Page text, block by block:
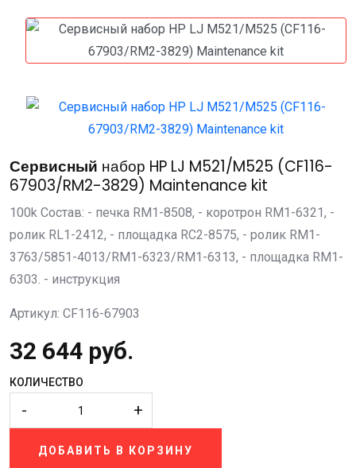
Сервисный набор HP LJ M521/M525 (CF116-
67903/RM2-3829) Maintenance kit
100k Состав: - печка RM1-8508, - коротрон RM1-6321, -
ролик RL1-2412, - площадка RC2-8575, - ролик RM1-
3763/5851-4013/RM1-6323/RM1-6313, - площадка RM1-
6303. - инструкция
Артикул: CF116-67903
32 644 руб.
КОЛИЧЕСТВО
- +
ДОБАВИТЬ В КОРЗИНУ